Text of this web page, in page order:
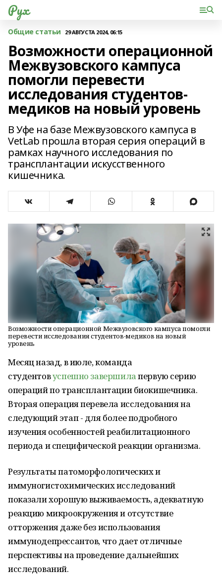
Рух
Общие статьи 29 АВГУСТА 2024, 06:15
Возможности операционной
Межвузовского кампуса
помогли перевести
исследования студентов-
медиков на новый уровень
В Уфе на базе Межвузовского кампуса в
VetLab прошла вторая серия операций в
рамках научного исследования по
трансплантации искусственного
кишечника.
Возможности операционной Межвузовского кампуса помогли
перевести исследования студентов-медиков на новый
уровень
Месяц назад, в июле, команда
студентовуспешно завершилапервую серию
операций по трансплантации биокишечника.
Вторая операция перевела исследования на
следующий этап - для более подробного
изучения особенностей реабилитационного
периода и специфической реакции организма.
Результаты патоморфологических и
иммуногистохимических исследований
показали хорошую выживаемость, адекватную
реакцию микроокружения и отсутствие
отторжения даже без использования
иммунодепрессантов, что дает отличные
перспективы на проведение дальнейших
исследований.